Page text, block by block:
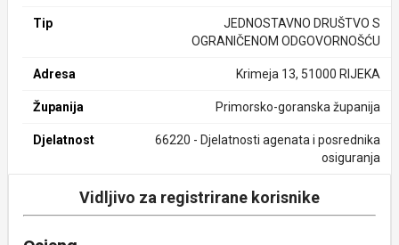
Tip
JEDNOSTAVNO DRUŠTVO S
OGRANIČENOM ODGOVORNOŠĆU
Adresa Krimeja 13, 51000 RIJEKA
Županija Primorsko-goranska županija
Djelatnost
66220 - Djelatnosti agenata i posrednika
osiguranja
Vidljivo za registrirane korisnike